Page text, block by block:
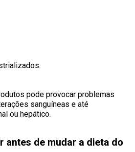
pode provocar problemas
sanguíneas e até
ou hepático.
antes de mudar a dieta do